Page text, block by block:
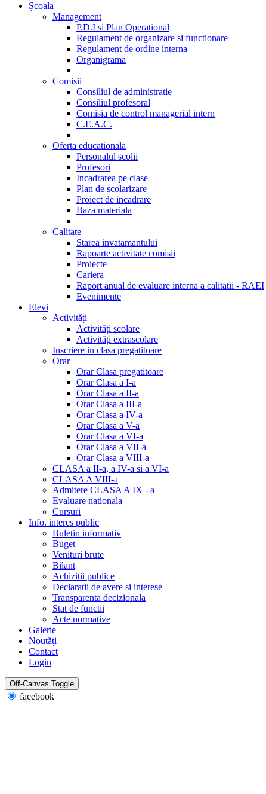
Școala
Management
P.D.I si Plan Operational
Regulament de organizare si functionare
Regulament de ordine interna
Organigrama
Comisii
Consiliul de administratie
Consiliul profesoral
Comisia de control managerial intern
C.E.A.C.
Oferta educationala
Personalul scolii
Profesori
Incadrarea pe clase
Plan de scolarizare
Proiect de incadrare
Baza materiala
Calitate
Starea invatamantului
Rapoarte activitate comisii
Proiecte
Cariera
Raport anual de evaluare interna a calitatii - RAEI
Evenimente
Elevi
Activități
Activități scolare
Activități extrascolare
Inscriere in clasa pregatitoare
Orar
Orar Clasa pregatitoare
Orar Clasa a I-a
Orar Clasa a II-a
Orar Clasa a III-a
Orar Clasa a IV-a
Orar Clasa a V-a
Orar Clasa a VI-a
Orar Clasa a VII-a
Orar Clasa a VIII-a
CLASA a II-a, a IV-a si a VI-a
CLASA A VIII-a
Admitere CLASA A IX - a
Evaluare nationala
Cursuri
Info. interes public
Buletin informativ
Buget
Venituri brute
Bilant
Achizitii publice
Declaratii de avere si interese
Transparenta decizionala
Stat de functii
Acte normative
Galerie
Noutăți
Contact
Login
Off-Canvas Toggle
facebook